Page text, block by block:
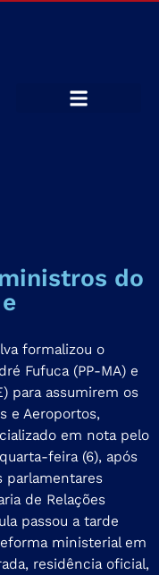
do
formalizou o
Fufuca (PP-MA) e
para assumirem os
e Aeroportos,
em nota pelo
feira (6), após
parlamentares
de Relações
passou a tarde
ministerial em
residência oficial,